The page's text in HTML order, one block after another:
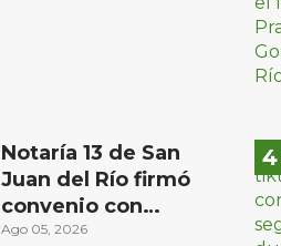
Notaría 13 de San
Juan del Río firmó
convenio con
Universidad Privada
Ago 05, 2026